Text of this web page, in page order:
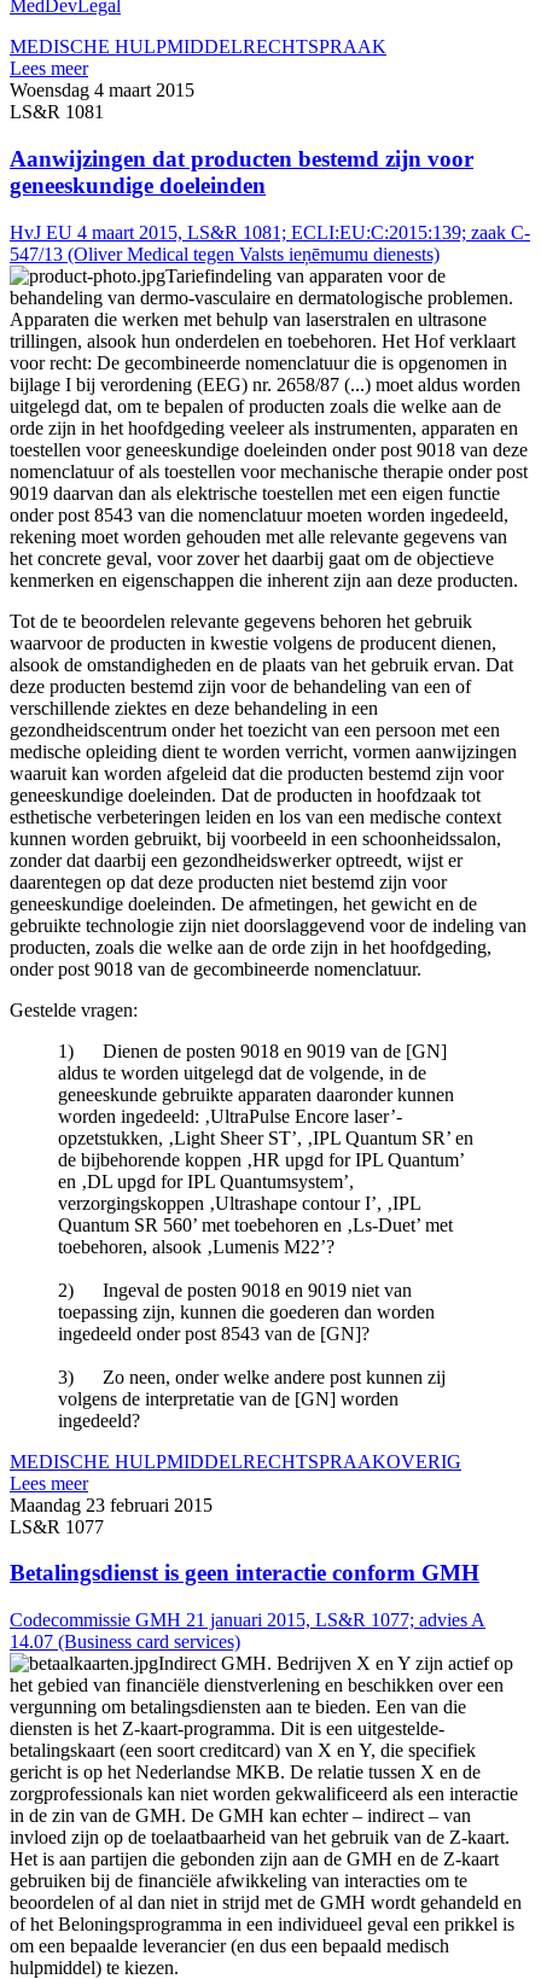
MedDevLegal
MEDISCHE HULPMIDDELRECHTSPRAAK
Lees meer
Woensdag 4 maart 2015
LS&R 1081
Aanwijzingen dat producten bestemd zijn voor
geneeskundige doeleinden
HvJ EU 4 maart 2015, LS&R 1081; ECLI:EU:C:2015:139; zaak C-
547/13 (Oliver Medical tegen Valsts ieņēmumu dienests)
Tariefindeling van apparaten voor de
behandeling van dermo-vasculaire en dermatologische problemen.
Apparaten die werken met behulp van laserstralen en ultrasone
trillingen, alsook hun onderdelen en toebehoren. Het Hof verklaart
voor recht: De gecombineerde nomenclatuur die is opgenomen in
bijlage I bij verordening (EEG) nr. 2658/87 (...) moet aldus worden
uitgelegd dat, om te bepalen of producten zoals die welke aan de
orde zijn in het hoofdgeding veeleer als instrumenten, apparaten en
toestellen voor geneeskundige doeleinden onder post 9018 van deze
nomenclatuur of als toestellen voor mechanische therapie onder post
9019 daarvan dan als elektrische toestellen met een eigen functie
onder post 8543 van die nomenclatuur moeten worden ingedeeld,
rekening moet worden gehouden met alle relevante gegevens van
het concrete geval, voor zover het daarbij gaat om de objectieve
kenmerken en eigenschappen die inherent zijn aan deze producten.
Tot de te beoordelen relevante gegevens behoren het gebruik
waarvoor de producten in kwestie volgens de producent dienen,
alsook de omstandigheden en de plaats van het gebruik ervan. Dat
deze producten bestemd zijn voor de behandeling van een of
verschillende ziektes en deze behandeling in een
gezondheidscentrum onder het toezicht van een persoon met een
medische opleiding dient te worden verricht, vormen aanwijzingen
waaruit kan worden afgeleid dat die producten bestemd zijn voor
geneeskundige doeleinden. Dat de producten in hoofdzaak tot
esthetische verbeteringen leiden en los van een medische context
kunnen worden gebruikt, bij voorbeeld in een schoonheidssalon,
zonder dat daarbij een gezondheidswerker optreedt, wijst er
daarentegen op dat deze producten niet bestemd zijn voor
geneeskundige doeleinden. De afmetingen, het gewicht en de
gebruikte technologie zijn niet doorslaggevend voor de indeling van
producten, zoals die welke aan de orde zijn in het hoofdgeding,
onder post 9018 van de gecombineerde nomenclatuur.
Gestelde vragen:
1) Dienen de posten 9018 en 9019 van de [GN]
aldus te worden uitgelegd dat de volgende, in de
geneeskunde gebruikte apparaten daaronder kunnen
worden ingedeeld: ‚UltraPulse Encore laser’-
opzetstukken, ‚Light Sheer ST’, ‚IPL Quantum SR’ en
de bijbehorende koppen ‚HR upgd for IPL Quantum’
en ‚DL upgd for IPL Quantumsystem’,
verzorgingskoppen ‚Ultrashape contour I’, ‚IPL
Quantum SR 560’ met toebehoren en ‚Ls-Duet’ met
toebehoren, alsook ‚Lumenis M22’?
2) Ingeval de posten 9018 en 9019 niet van
toepassing zijn, kunnen die goederen dan worden
ingedeeld onder post 8543 van de [GN]?
3) Zo neen, onder welke andere post kunnen zij
volgens de interpretatie van de [GN] worden
ingedeeld?
MEDISCHE HULPMIDDELRECHTSPRAAKOVERIG
Lees meer
Maandag 23 februari 2015
LS&R 1077
Betalingsdienst is geen interactie conform GMH
Codecommissie GMH 21 januari 2015, LS&R 1077; advies A
14.07 (Business card services)
Indirect GMH. Bedrijven X en Y zijn actief op
het gebied van financiële dienstverlening en beschikken over een
vergunning om betalingsdiensten aan te bieden. Een van die
diensten is het Z-kaart-programma. Dit is een uitgestelde-
betalingskaart (een soort creditcard) van X en Y, die specifiek
gericht is op het Nederlandse MKB. De relatie tussen X en de
zorgprofessionals kan niet worden gekwalificeerd als een interactie
in de zin van de GMH. De GMH kan echter – indirect – van
invloed zijn op de toelaatbaarheid van het gebruik van de Z-kaart.
Het is aan partijen die gebonden zijn aan de GMH en de Z-kaart
gebruiken bij de financiële afwikkeling van interacties om te
beoordelen of al dan niet in strijd met de GMH wordt gehandeld en
of het Beloningsprogramma in een individueel geval een prikkel is
om een bepaalde leverancier (en dus een bepaald medisch
hulpmiddel) te kiezen.